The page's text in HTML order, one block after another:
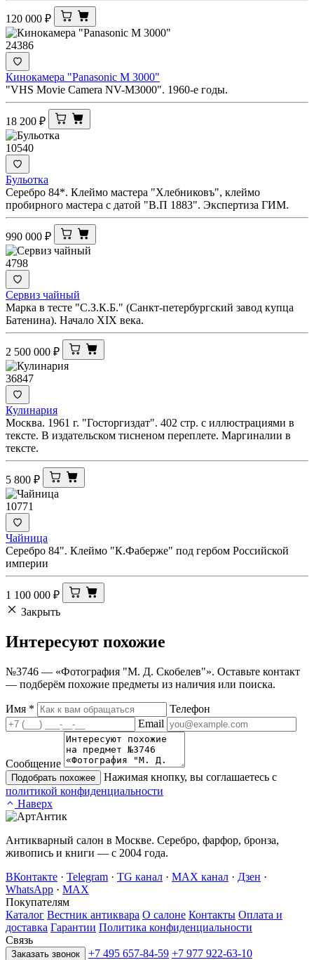
120 000 ₽
24386
Кинокамера "Panasonic M 3000"
"VHS Movie Camera NV-M3000". 1960-е годы.
18 200 ₽
10540
Бульотка
Серебро 84*. Клеймо мастера "Хлебниковъ", клеймо
пробирного мастера с датой "В.П 1883". Экспертиза ГИМ.
990 000 ₽
4798
Сервиз чайный
Марка в тесте "С.З.К.Б." (Санкт-петербургский завод купца
Батенина). Начало XIX века.
2 500 000 ₽
36847
Кулинария
Москва. 1961 г. "Госторгиздат". 402 стр. с иллюстрациями в
тексте. В издательском тисненом переплете. Маргиналии в
тексте.
5 800 ₽
10771
Чайница
Серебро 84". Клеймо "К.Фаберже" под гербом Российской
империи
1 100 000 ₽
Закрыть
Интересуют похожие
№3746 — «Фотография "М. Д. Скобелев"». Оставьте контакт
— подберём похожие предметы из наличия или поиска.
Имя *
Телефон
Email
Сообщение
Подобрать похожее
Нажимая кнопку, вы соглашаетесь с
политикой конфиденциальности
Наверх
Антикварный салон в Москве. Серебро, фарфор, бронза,
живопись и книги — с 2004 года.
ВКонтакте · Telegram · TG канал · MAX канал · Дзен ·
WhatsApp · MAX
Покупателям
Каталог Вестник антиквара О салоне Контакты Оплата и
доставка Гарантии Политика конфиденциальности
Связь
Заказать звонок +7 495 657-84-59 +7 977 922-63-10